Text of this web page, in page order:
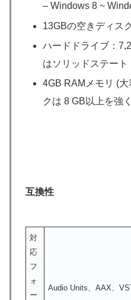
– Windows 8 ~
13GBの空きディス
ハードドライブ：
はソリッドステー
4GB RAMメモリ (
クは 8 GB以上を強
互換性
対
応
フ
ォ
ー
Audio Units、AAX、